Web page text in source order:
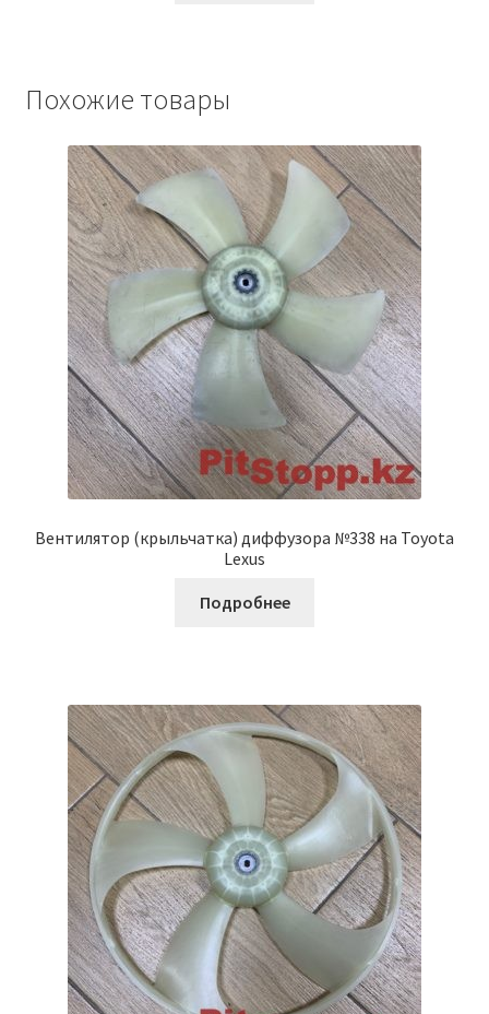
Похожие товары
Вентилятор (крыльчатка) диффузора №338 на Toyota
Lexus
Подробнее